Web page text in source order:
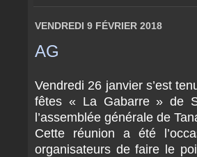
VENDREDI 9 FÉVRIER 2018
AG
Vendredi 26 janvier s’est
fêtes « La Gabarre » de
l’assemblée générale de
Cette réunion a été
organisateurs de faire le